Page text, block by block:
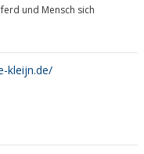
und Mensch sich
kleijn.de/